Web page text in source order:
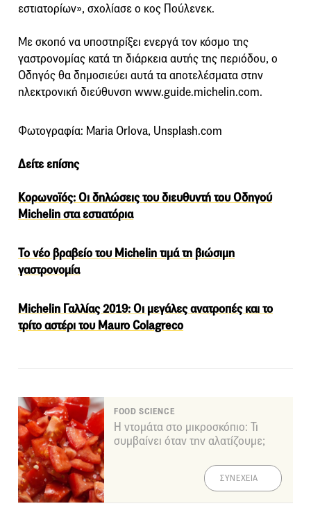
εστιατορίων», σχολίασε ο κος Πούλενεκ.
Με σκοπό να υποστηρίξει ενεργά τον κόσμο της
γαστρονομίας κατά τη διάρκεια αυτής της περιόδου, ο
Οδηγός θα δημοσιεύει αυτά τα αποτελέσματα στην
ηλεκτρονική διεύθυνση www.guide.michelin.com.
Φωτογραφία: Maria Orlova, Unsplash.com
Δείτε επίσης
Κορωνοϊός: Οι δηλώσεις του διευθυντή του Οδηγού
Michelin στα εστιατόρια
Το νέο βραβείο του Michelin τιμά τη βιώσιμη
γαστρονομία
Michelin Γαλλίας 2019: Οι μεγάλες ανατροπές και το
τρίτο αστέρι του Mauro Colagreco
FOOD SCIENCE
Η ντομάτα στο μικροσκόπιο: Τι
συμβαίνει όταν την αλατίζουμε;
ΣΥΝΕΧΕΙΑ